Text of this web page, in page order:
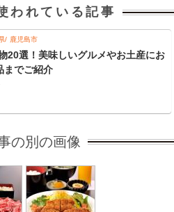
われている記事
鹿児島市
20選！美味しいグルメやお土産にお
までご紹介
の別の画像